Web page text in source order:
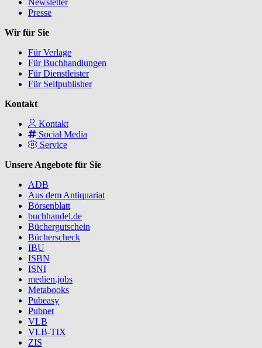
Presse
Wir für Sie
Für Verlage
Für Buchhandlungen
Für Dienstleister
Für Selfpublisher
Kontakt
Kontakt
Social Media
Service
Unsere Angebote für Sie
ADB
Aus dem Antiquariat
Börsenblatt
buchhandel.de
Büchergutschein
Bücherscheck
IBU
ISBN
ISNI
medien.jobs
Metabooks
Pubeasy
Pubnet
VLB
VLB-TIX
ZIS